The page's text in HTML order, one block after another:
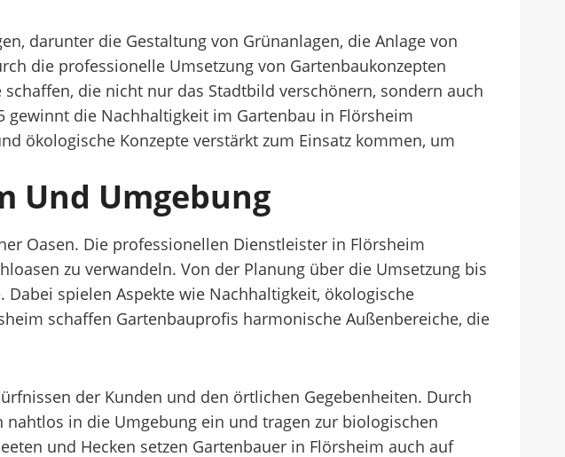
darunter die Gestaltung von Grünanlagen, die Anlage von
die professionelle Umsetzung von Gartenbaukonzepten
die nicht nur das Stadtbild verschönern, sondern auch
gewinnt die Nachhaltigkeit im Gartenbau in Flörsheim
ökologische Konzepte verstärkt zum Einsatz kommen, um
Und Umgebung
Oasen. Die professionellen Dienstleister in Flörsheim
zu verwandeln. Von der Planung über die Umsetzung bis
spielen Aspekte wie Nachhaltigkeit, ökologische
schaffen Gartenbauprofis harmonische Außenbereiche, die
der Kunden und den örtlichen Gegebenheiten. Durch
in die Umgebung ein und tragen zur biologischen
und Hecken setzen Gartenbauer in Flörsheim auch auf